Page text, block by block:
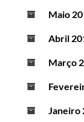
Maio
Abril
Março
Janeiro